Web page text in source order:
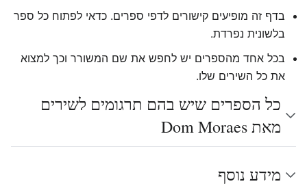
בדף זה מופיעים קישורים לדפי ספרים. כדאי לפתוח כל ספר
בלשונית נפרדת.
בכל אחד מהספרים יש לחפש את שם המשורר וכך למצוא
את כל השירים שלו.
כל הספרים שיש בהם תרגומים לשירים
מאת Dom Moraes
מידע נוסף